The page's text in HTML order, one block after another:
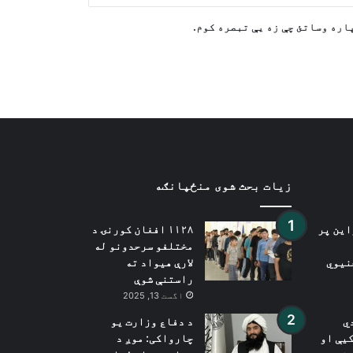
له لویو بشري بحرانونو سره مخ دی
وساتئ چې زه یې تبصره کوم.
پر
او
زیات بحث شوی منځپانګه
۱۱۲۸ افغان کورنۍ د
مختلفو سرحدونو له
لارې هیواد ته
راستنې شوې
اگست 13, 2025
د دفاع وزارت یو
چارواکی: موږ د